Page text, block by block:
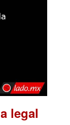
legal